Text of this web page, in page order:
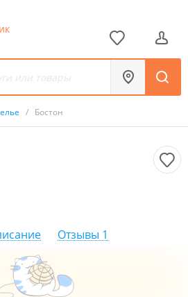
/ Бостон
Отзывы 1